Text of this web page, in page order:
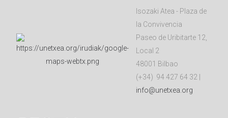
Isozaki Atea - Plaza de
la Convivencia
Paseo de Uribitarte 12,
Local 2
48001 Bilbao
(+34) 94 427 64 32 |
info@unetxea.org